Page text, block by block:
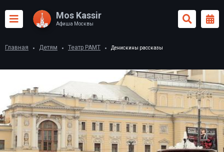
Mos Kassir
Афиша Москвы
Главная Детям Театр РАМТ Денискины рассказы